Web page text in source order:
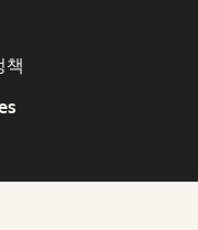
Inc.
책